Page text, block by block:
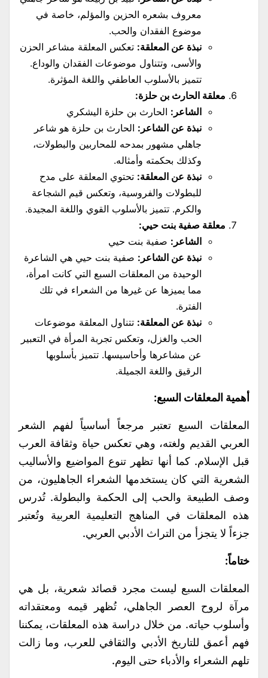
معروف بشعره الحزين والمؤلم، خاصة في
موضوع الفقدان والحب.
نبذة عن المعلقة: تعكس المعلقة مشاعر الحزن
والأسى، وتتناول موضوعات الفقدان والوداع.
تتميز بالأسلوب العاطفي واللغة المؤثرة.
معلقة الحارث بن حلزة:
الشاعر: الحارث بن حلزة اليشكري
نبذة عن الشاعر: الحارث بن حلزة هو شاعر
جاهلي مشهور بمدحه للمحاربين والبطولات،
وكذلك بحكمته وأمثاله.
نبذة عن المعلقة: تحتوي المعلقة على مدح
للبطولات والفروسية، وتعكس قيم الشجاعة
والكرم. تتميز بالأسلوب القوي واللغة المجيدة.
معلقة صفية بنت حيي:
الشاعر: صفية بنت حيي
نبذة عن الشاعر: صفية بنت حيي هي الشاعرة
الوحيدة من المعلقات السبع التي كانت امرأة،
مما يميزها عن غيرها من الشعراء في تلك
الفترة.
نبذة عن المعلقة: تتناول المعلقة موضوعات
الحب والغزل، وتعكس تجربة المرأة في التعبير
عن مشاعرها وأحاسيسها. تتميز بأسلوبها
الرقيق واللغة الجميلة.
أهمية المعلقات السبع:
المعلقات السبع تعتبر مرجعاً أساسياً لفهم الشعر
العربي القديم ولغته، وهي تعكس حياة وثقافة العرب
قبل الإسلام. كما أنها تظهر تنوع المواضيع والأساليب
الشعرية التي كان يستخدمها الشعراء الجاهليون، من
وصف الطبيعة والحب إلى الحكمة والبطولة. تُدرس
هذه المعلقات في المناهج التعليمية العربية وتُعتبر
جزءاً لا يتجزأ من التراث الأدبي العربي.
ختاماً:
المعلقات السبع ليست مجرد قصائد شعرية، بل هي
مرآة لروح العصر الجاهلي، تُظهر قيمه ومعتقداته
وأسلوب حياته. من خلال دراسة هذه المعلقات، يمكننا
فهم أعمق للتاريخ الأدبي والثقافي للعرب، وما زالت
تلهم الشعراء والأدباء حتى اليوم.